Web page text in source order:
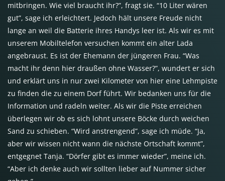
mitbringen. Wie viel braucht ihr?”, fragt sie. “10 Liter wären
gut”, sage ich erleichtert. Jedoch hält unsere Freude nicht
lange an weil die Batterie ihres Handys leer ist. Als wir es mit
unserem Mobiltelefon versuchen kommt ein alter Lada
angebraust. Es ist der Ehemann der jüngeren Frau. “Was
macht ihr denn hier draußen ohne Wasser?”, wundert er sich
und erklärt uns in nur zwei Kilometer von hier eine Lehmpiste
zu finden die zu einem Dorf führt. Wir bedanken uns für die
Information und radeln weiter. Als wir die Piste erreichen
überlegen wir ob es sich lohnt unsere Böcke durch weichen
Sand zu schieben. “Wird anstrengend”, sage ich müde. “Ja,
aber wir wissen nicht wann die nächste Ortschaft kommt”,
entgegnet Tanja. “Dörfer gibt es immer wieder”, meine ich.
“Aber ich denke auch wir sollten lieber auf Nummer sicher